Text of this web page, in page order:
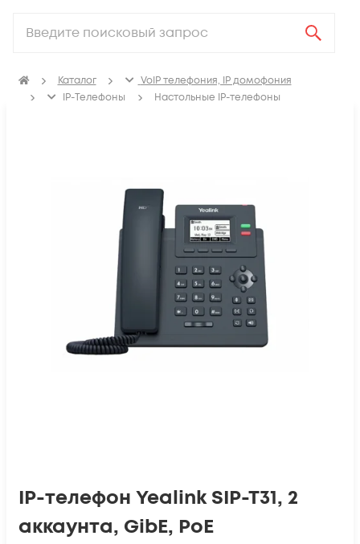
Каталог
VoIP телефония, IP домофония
IP-Телефоны
Настольные IP-телефоны
IP-телефон Yealink SIP-T31, 2
аккаунта, GibE, PoE